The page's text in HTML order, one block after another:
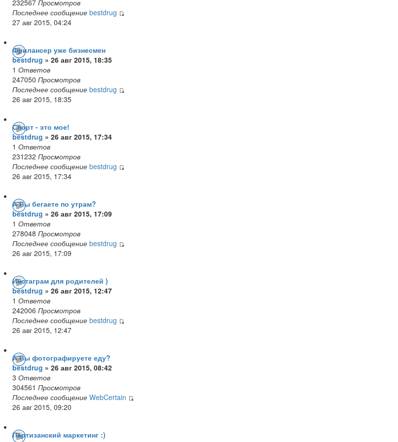
232567 Просмотров
Последнее сообщение bestdrug
27 авг 2015, 04:24
Фрилансер уже бизнесмен
bestdrug » 26 авг 2015, 18:35
1 Ответов
247050 Просмотров
Последнее сообщение bestdrug
26 авг 2015, 18:35
Спорт - это мое!
bestdrug » 26 авг 2015, 17:34
1 Ответов
231232 Просмотров
Последнее сообщение bestdrug
26 авг 2015, 17:34
А Вы бегаете по утрам?
bestdrug » 26 авг 2015, 17:09
1 Ответов
278048 Просмотров
Последнее сообщение bestdrug
26 авг 2015, 17:09
Инстаграм для родителей )
bestdrug » 26 авг 2015, 12:47
1 Ответов
242006 Просмотров
Последнее сообщение bestdrug
26 авг 2015, 12:47
А Вы фотографируете еду?
bestdrug » 26 авг 2015, 08:42
3 Ответов
304561 Просмотров
Последнее сообщение WebCertain
26 авг 2015, 09:20
Партизанский маркетинг :)